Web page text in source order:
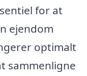
for at
ejendom
optimalt
sammenligne